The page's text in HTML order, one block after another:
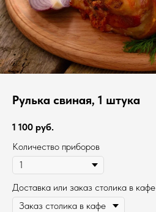
Рулька свиная, 1 штука
1 100 руб.
Количество приборов
Доставка или заказ столика в кафе